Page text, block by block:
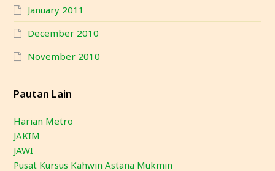
January 2011
December 2010
November 2010
Pautan Lain
Harian Metro
JAKIM
JAWI
Pusat Kursus Kahwin Astana Mukmin